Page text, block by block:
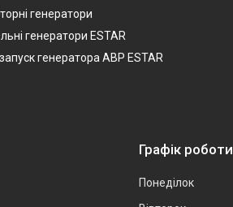
генератори
генератори ESTAR
генератора АВР ESTAR
Графік роботи
Понеділок